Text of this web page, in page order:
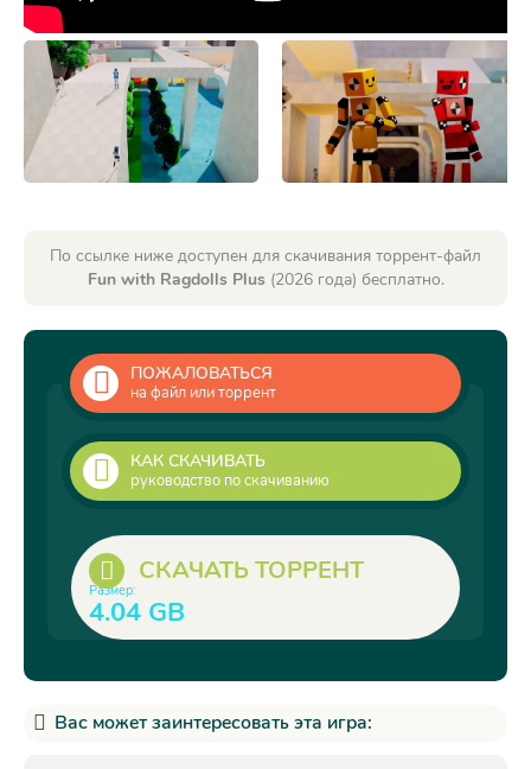
По ссылке ниже доступен для скачивания торрент-файл
Fun with Ragdolls Plus (2026 года) бесплатно.
ПОЖАЛОВАТЬСЯ
на файл или торрент
КАК СКАЧИВАТЬ
руководство по скачиванию
СКАЧАТЬ ТОРРЕНТ
Размер:
4.04 GB
Вас может заинтересовать эта игра: